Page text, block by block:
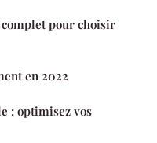
pour choisir
en 2022
: optimisez vos